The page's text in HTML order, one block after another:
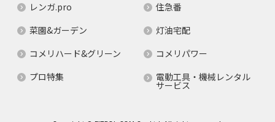
レンガ.pro
住急番
菜園&ガーデン
灯油宅配
コメリハード&グリーン
コメリパワー
プロ特集
電動工具・機械レンタル
サービス